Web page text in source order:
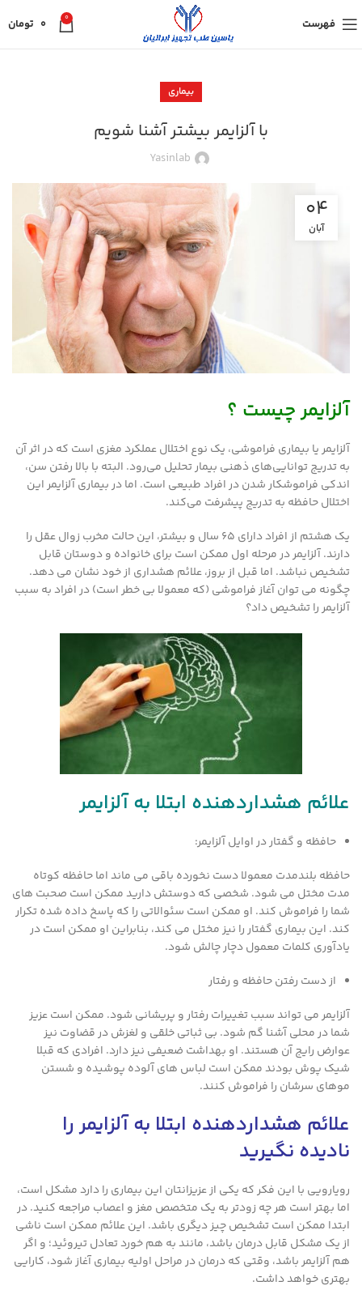
فهرست 0
0 تومان
بیماری
با آلزایمر بیشتر آشنا شویم
Yasinlab
04
آبان
آلزایمر چیست ؟
آلزایمر یا بیماری فراموشی، یک نوع اختلال عملکرد مغزی است که در اثر آن
به تدریج توانایی‌های ذهنی بیمار تحلیل می‌رود. البته با بالا رفتن سن،
اندکی فراموشکار شدن در افراد طبیعی است. اما در بیماری آلزایمر این
اختلال حافظه به تدریج پیشرفت می‌کند.
یک هشتم از افراد دارای 65 سال و بیشتر، این حالت مخرب زوال عقل را
دارند. آلزایمر در مرحله اول ممکن است برای خانواده و دوستان قابل
تشخیص نباشد. اما قبل از بروز، علائم هشداری از خود نشان می دهد.
چگونه می توان آغاز فراموشی (که معمولا بی خطر است) در افراد به سبب
آلزایمر را تشخیص داد؟
علائم هشداردهنده ابتلا به آلزایمر
حافظه و گفتار در اوایل آلزایمر:
حافظه بلندمدت معمولا دست نخورده باقی می ماند اما حافظه کوتاه
مدت مختل می شود. شخصی که دوستش دارید ممکن است صحبت های
شما را فراموش کند. او ممکن است سئوالاتی را که پاسخ داده شده تکرار
کند. این بیماری گفتار را نیز مختل می کند، بنابراین او ممکن است در
یادآوری کلمات معمول دچار چالش شود.
از دست رفتن حافظه و رفتار
آلزایمر می تواند سبب تغییرات رفتار و پریشانی شود. ممکن است عزیز
شما در محلی آشنا گم شود. بی ثباتی خلقی و لغزش در قضاوت نیز
عوارض رایج آن هستند. او بهداشت ضعیفی نیز دارد. افرادی که قبلا
شیک پوش بودند ممکن است لباس های آلوده پوشیده و شستن
موهای سرشان را فراموش کنند.
علائم هشداردهنده ابتلا به آلزایمر را
نادیده نگیرید
رویارویی با این فکر که یکی از عزیزانتان این بیماری را دارد مشکل است،
اما بهتر است هر چه زودتر به یک متخصص مغز و اعصاب مراجعه کنید. در
ابتدا ممکن است تشخیص چیز دیگری باشد. این علائم ممکن است ناشی
از یک مشکل قابل درمان باشد، مانند به هم خورد تعادل تیروئید؛ و اگر
هم آلزایمر باشد، وقتی که درمان در مراحل اولیه بیماری آغاز شود، کارایی
بهتری خواهد داشت.